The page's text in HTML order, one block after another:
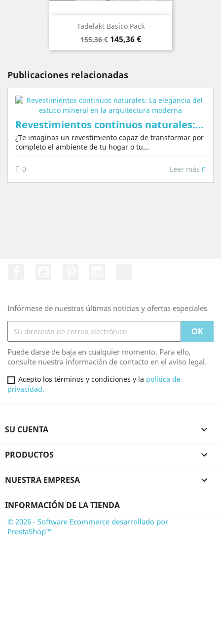
Tadelakt Basico Pack
Precio
base
155,36 € Precio
145,36 €
Publicaciones relacionadas
Revestimientos continuos naturales: La elegancia del estuco mineral en la arquitectura moderna
¿Te imaginas un revestimiento capaz de transformar por
completo el ambiente de tu hogar o tu...
0 Leer más
Infórmese de nuestras últimas noticias y ofertas especiales
Puede darse de baja en cualquier momento. Para ello,
consulte nuestra información de contacto en el aviso legal.
Acepto los términos y condiciones y la política de
privacidad.
SU CUENTA 
PRODUCTOS 
NUESTRA EMPRESA 
INFORMACIÓN DE LA TIENDA
© 2026 - Software Ecommerce desarrollado por
PrestaShop™